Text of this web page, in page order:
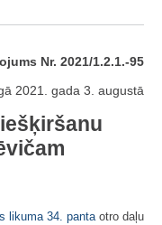
Nr. 2021/1.2.1.-95
2021. gada 3. augustā
likuma 34. panta otro daļu